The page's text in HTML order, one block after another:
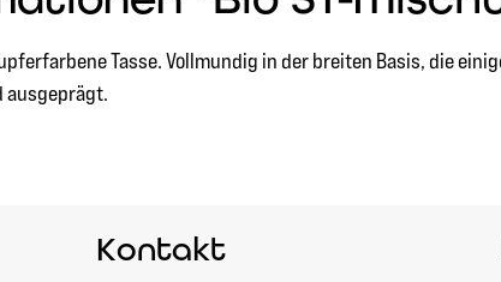
Tasse. Vollmundig in der breiten Basis, die
ausgeprägt.
Kontakt